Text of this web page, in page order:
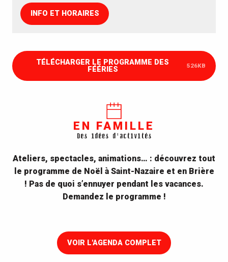
INFO ET HORAIRES
TÉLÉCHARGER LE PROGRAMME DES
FÉÉRIES
526KB
EN FAMILLE
Des idées d'activités
Ateliers, spectacles, animations… : découvrez tout
le programme de Noël à Saint-Nazaire et en Brière
! Pas de quoi s’ennuyer pendant les vacances.
Demandez le programme !
VOIR L'AGENDA COMPLET